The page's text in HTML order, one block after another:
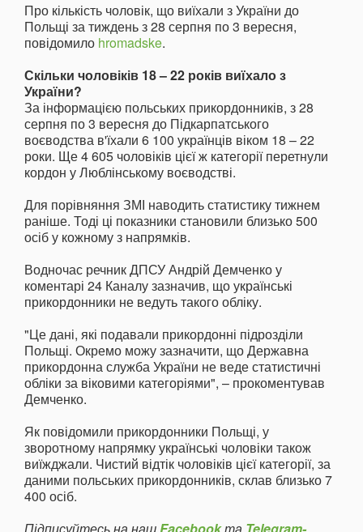
Про кількість чоловік, що виїхали з України до
Польщі за тиждень з 28 серпня по 3 вересня,
повідомило hromadske.
Скільки чоловіків 18 – 22 років виїхало з
України?
За інформацією польських прикордонників, з 28
серпня по 3 вересня до Підкарпатського
воєводства в'їхали 6 100 українців віком 18 – 22
роки. Ще 4 605 чоловіків цієї ж категорії перетнули
кордон у Люблінському воєводстві.
Для порівняння ЗМІ наводить статистику тижнем
раніше. Тоді ці показники становили близько 500
осіб у кожному з напрямків.
Водночас речник ДПСУ Андрій Демченко у
коментарі 24 Каналу зазначив, що українські
прикордонники не ведуть такого обліку.
"Це дані, які подавали прикордонні підрозділи
Польщі. Окремо можу зазначити, що Державна
прикордонна служба України не веде статистичні
обліки за віковими категоріями", – прокоментував
Демченко.
Як повідомили прикордонники Польщі, у
зворотному напрямку українські чоловіки також
виїжджали. Чистий відтік чоловіків цієї категорії, за
даними польських прикордонників, склав близько 7
400 осіб.